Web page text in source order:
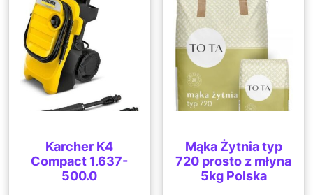
Karcher K4
Compact 1.637-
500.0
Mąka Żytnia typ
720 prosto z młyna
5kg Polska